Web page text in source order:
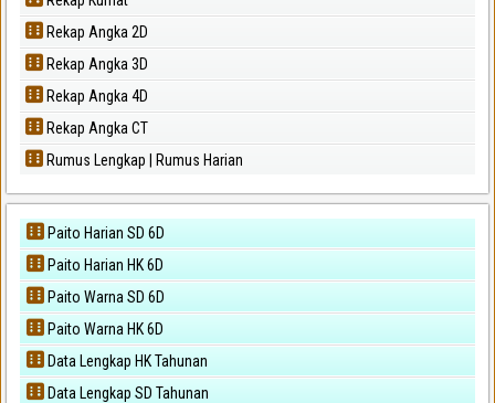
Rekap Angka 2D
Rekap Angka 3D
Rekap Angka 4D
Rekap Angka CT
Rumus Lengkap | Rumus Harian
Paito Harian SD 6D
Paito Harian HK 6D
Paito Warna SD 6D
Paito Warna HK 6D
Data Lengkap HK Tahunan
Data Lengkap SD Tahunan